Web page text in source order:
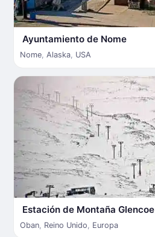
Ayuntamiento de Nome
Nome, Alaska, USA
Estación de Montaña Glencoe
Oban, Reino Unido, Europa